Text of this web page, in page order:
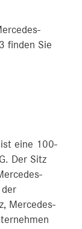
finden Sie
ist eine 100-
Der Sitz
Mercedes-